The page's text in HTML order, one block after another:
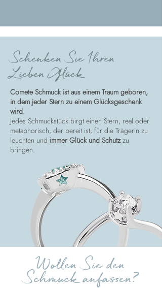
Schenken Sie Ihren
Lieben Glück
Comete Schmuck ist aus einem Traum geboren,
in dem jeder Stern zu einem Glücksgeschenk
wird.
Jedes Schmuckstück birgt einen Stern, real oder
metaphorisch, der bereit ist, für die Trägerin zu
leuchten und immer Glück und Schutzzu
bringen.
Wollen Sie den
Schmuck anfassen?